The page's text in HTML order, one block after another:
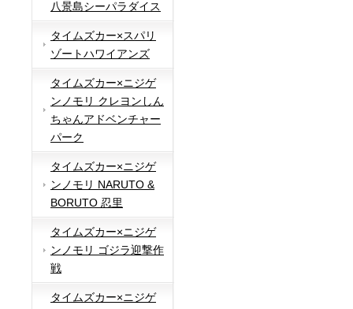
八景島シーパラダイス
タイムズカー×スパリ
ゾートハワイアンズ
タイムズカー×ニジゲ
ンノモリ クレヨンしん
ちゃんアドベンチャー
パーク
タイムズカー×ニジゲ
ンノモリ NARUTO &
BORUTO 忍里
タイムズカー×ニジゲ
ンノモリ ゴジラ迎撃作
戦
タイムズカー×ニジゲ